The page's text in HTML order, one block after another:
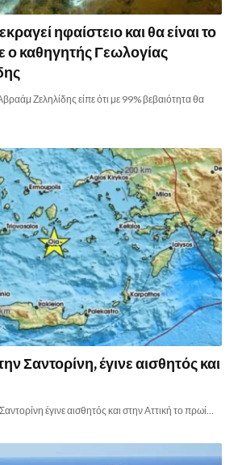
ηφαίστειο και θα είναι το
ο καθηγητής Γεωλογίας
Ζεληλίδης είπε ότι με 99% βεβαιότητα θα
Σαντορίνη, έγινε αισθητός και
έγινε αισθητός και στην Αττική το πρωί…